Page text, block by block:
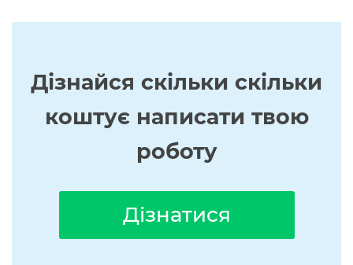
Дізнайся скільки скільки
коштує написати твою
роботу
Дізнатися